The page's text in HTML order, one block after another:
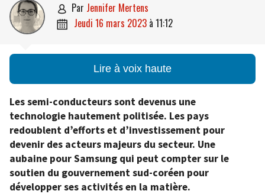
 par Jennifer Mertens
 jeudi 16 mars 2023 à 11:12
Lire à voix haute
Les semi-conducteurs sont devenus une
technologie hautement politisée. Les pays
redoublent d’efforts et d’investissement pour
devenir des acteurs majeurs du secteur. Une
aubaine pour Samsung qui peut compter sur le
soutien du gouvernement sud-coréen pour
développer ses activités en la matière.